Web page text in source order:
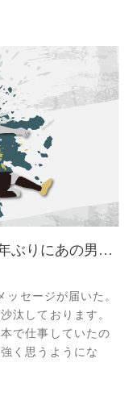
（オーストラリアサッカー）一年ぶりにあの男がピッチに戻ってきた
セージが届いた。
汰しております。
で仕事していたの
く思うようにな
シーズンには、